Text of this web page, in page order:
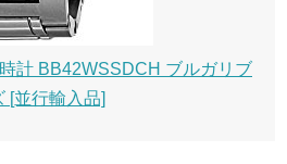
計 BB42WSSDCH ブルガリブ
[並行輸入品]